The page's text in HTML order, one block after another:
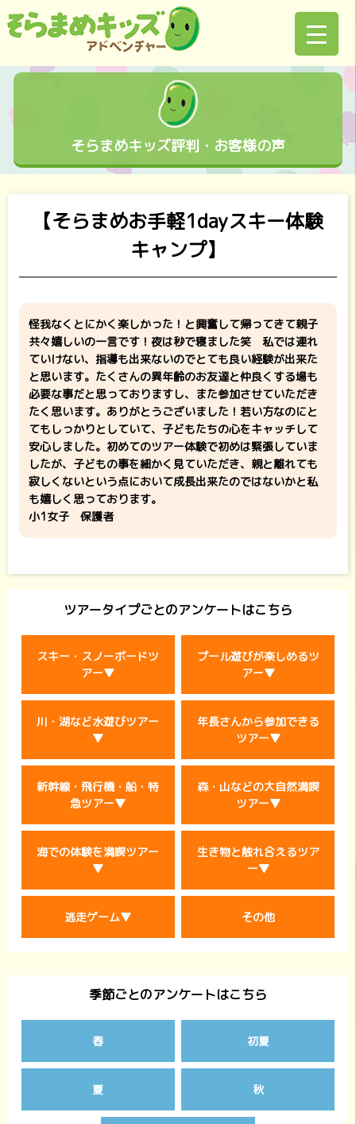
そらまめキッズ評判・お客様の声
【そらまめお手軽1dayスキー体験
キャンプ】
怪我なくとにかく楽しかった！と興奮して帰ってきて親子
共々嬉しいの一言です！夜は秒で寝ました笑 私では連れ
ていけない、指導も出来ないのでとても良い経験が出来た
と思います。たくさんの異年齢のお友達と仲良くする場も
必要な事だと思っておりますし、また参加させていただき
たく思います。ありがとうございました！若い方なのにと
てもしっかりとしていて、子どもたちの心をキャッチして
安心しました。初めてのツアー体験で初めは緊張していま
したが、子どもの事を細かく見ていただき、親と離れても
寂しくないという点において成長出来たのではないかと私
も嬉しく思っております。
小1女子 保護者
ツアータイプごとのアンケートはこちら
スキー・スノーボードツ
アー▼
プール遊びが楽しめるツ
アー▼
川・湖など水遊びツアー
▼
年長さんから参加できる
ツアー▼
新幹線・飛行機・船・特
急ツアー▼
森・山などの大自然満喫
ツアー▼
海での体験を満喫ツアー
▼
生き物と触れ合えるツア
ー▼
逃走ゲーム▼ その他
季節ごとのアンケートはこちら
春 初夏
夏 秋